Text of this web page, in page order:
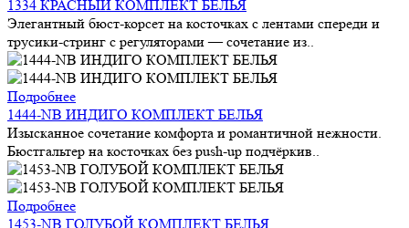
1334 КРАСНЫЙ КОМПЛЕКТ БЕЛЬЯ
Элегантный бюст-корсет на косточках с лентами спереди и
трусики-стринг с регуляторами — сочетание из..
Подробнее
1444-NB ИНДИГО КОМПЛЕКТ БЕЛЬЯ
Изысканное сочетание комфорта и романтичной нежности.
Бюстгальтер на косточках без push-up подчёркив..
Подробнее
1453-NB ГОЛУБОЙ КОМПЛЕКТ БЕЛЬЯ